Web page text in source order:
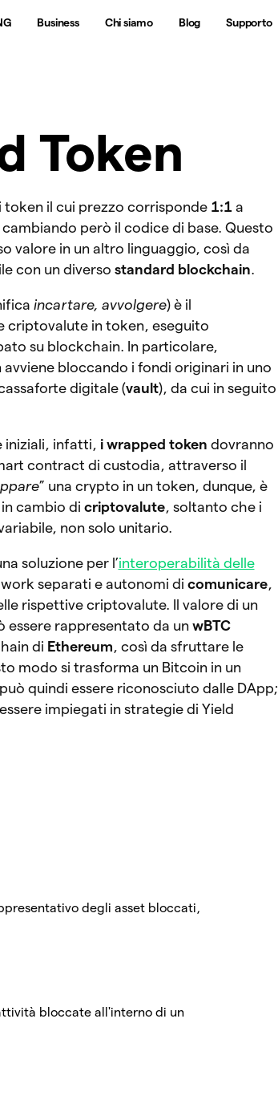
Business Chi siamo Blog Supporto
Token
token il cui prezzo corrisponde 1:1a
però il codice di base. Questo
valore in un altro linguaggio, così da
con un diverso standard blockchain.
incartare, avvolgere) è il
criptovalute in token, eseguito
su blockchain. In particolare,
avviene bloccando i fondi originari in uno
digitale (vault), da cui in seguito
iniziali, infatti, i wrapped token dovranno
contract di custodia, attraverso il
” una crypto in un token, dunque, è
in cambio di criptovalute, soltanto che i
non solo unitario.
soluzione per l’interoperabilità delle
separati e autonomi di comunicare,
rispettive criptovalute. Il valore di un
essere rappresentato da un wBTC
di Ethereum, così da sfruttare le
modo si trasforma un Bitcoin in un
quindi essere riconosciuto dalle DApp;
impiegati in strategie di Yield
degli asset bloccati,
bloccate all'interno di un